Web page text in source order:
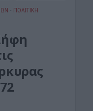
• ΠΟΛΙΤΙΚΗ